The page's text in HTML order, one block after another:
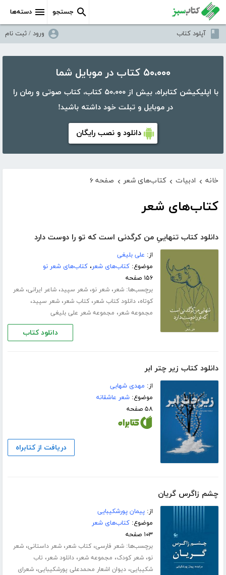
دسته‌ها جستجو
آپلود کتاب ورود / ثبت نام
۵۰،۰۰۰ کتاب در موبایل شما
با اپلیکیشن کتابراه، بیش از ۵۰،۰۰۰ کتاب، کتاب صوتی و رمان را
در موبایل و تبلت خود داشته باشید!
دانلود و نصب رایگان
خانه › ادبیات › کتاب‌های شعر › صفحه ۶
کتاب‌های شعر
دانلود کتاب تنهاییِ من کرگدنی است که تو را دوست دارد
از: علی بلیغی
موضوع:کتاب‌های شعر،کتاب‌های شعر نو
۱۵۶ صفحه
برچسب‌ها:شعر،شعر نو،شعر سپید،شاعر ایرانی،شعر
کوتاه،دانلود کتاب شعر،کتاب شعر،شعر سپید،
مجموعه شعر، مجموعه شعر علی بلیغی
دانلود کتاب
دانلود کتاب زیر چتر ابر
از: مهدی شهابی
موضوع:شعر عاشقانه
۵۸ صفحه
دریافت از کتابراه
چشم زاگرس گریان
از:پیمان پورشکیبایی
موضوع:کتاب‌های شعر
۱۰۳ صفحه
برچسب‌ها:شعر فارسی،کتاب شعر،شعر داستانی،شعر
نو،شعر کودک، مجموعه شعر،دانلود شعر، تاب
شکیبایی،دیوان اشعار محمدعلی پورشکیبایی،شعرای